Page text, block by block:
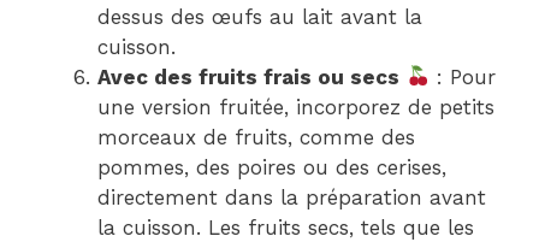
dessus des œufs au lait avant la
cuisson.
Avec des fruits frais ou secs
: Pour
une version fruitée, incorporez de petits
morceaux de fruits, comme des
pommes, des poires ou des cerises,
directement dans la préparation avant
la cuisson. Les fruits secs, tels que les